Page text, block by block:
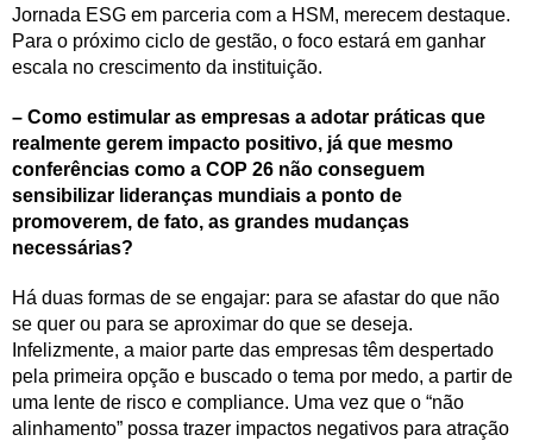
Jornada ESG em parceria com a HSM, merecem destaque.
Para o próximo ciclo de gestão, o foco estará em ganhar
escala no crescimento da instituição.
– Como estimular as empresas a adotar práticas que
realmente gerem impacto positivo, já que mesmo
conferências como a COP 26 não conseguem
sensibilizar lideranças mundiais a ponto de
promoverem, de fato, as grandes mudanças
necessárias?
Há duas formas de se engajar: para se afastar do que não
se quer ou para se aproximar do que se deseja.
Infelizmente, a maior parte das empresas têm despertado
pela primeira opção e buscado o tema por medo, a partir de
uma lente de risco e compliance. Uma vez que o “não
alinhamento” possa trazer impactos negativos para atração